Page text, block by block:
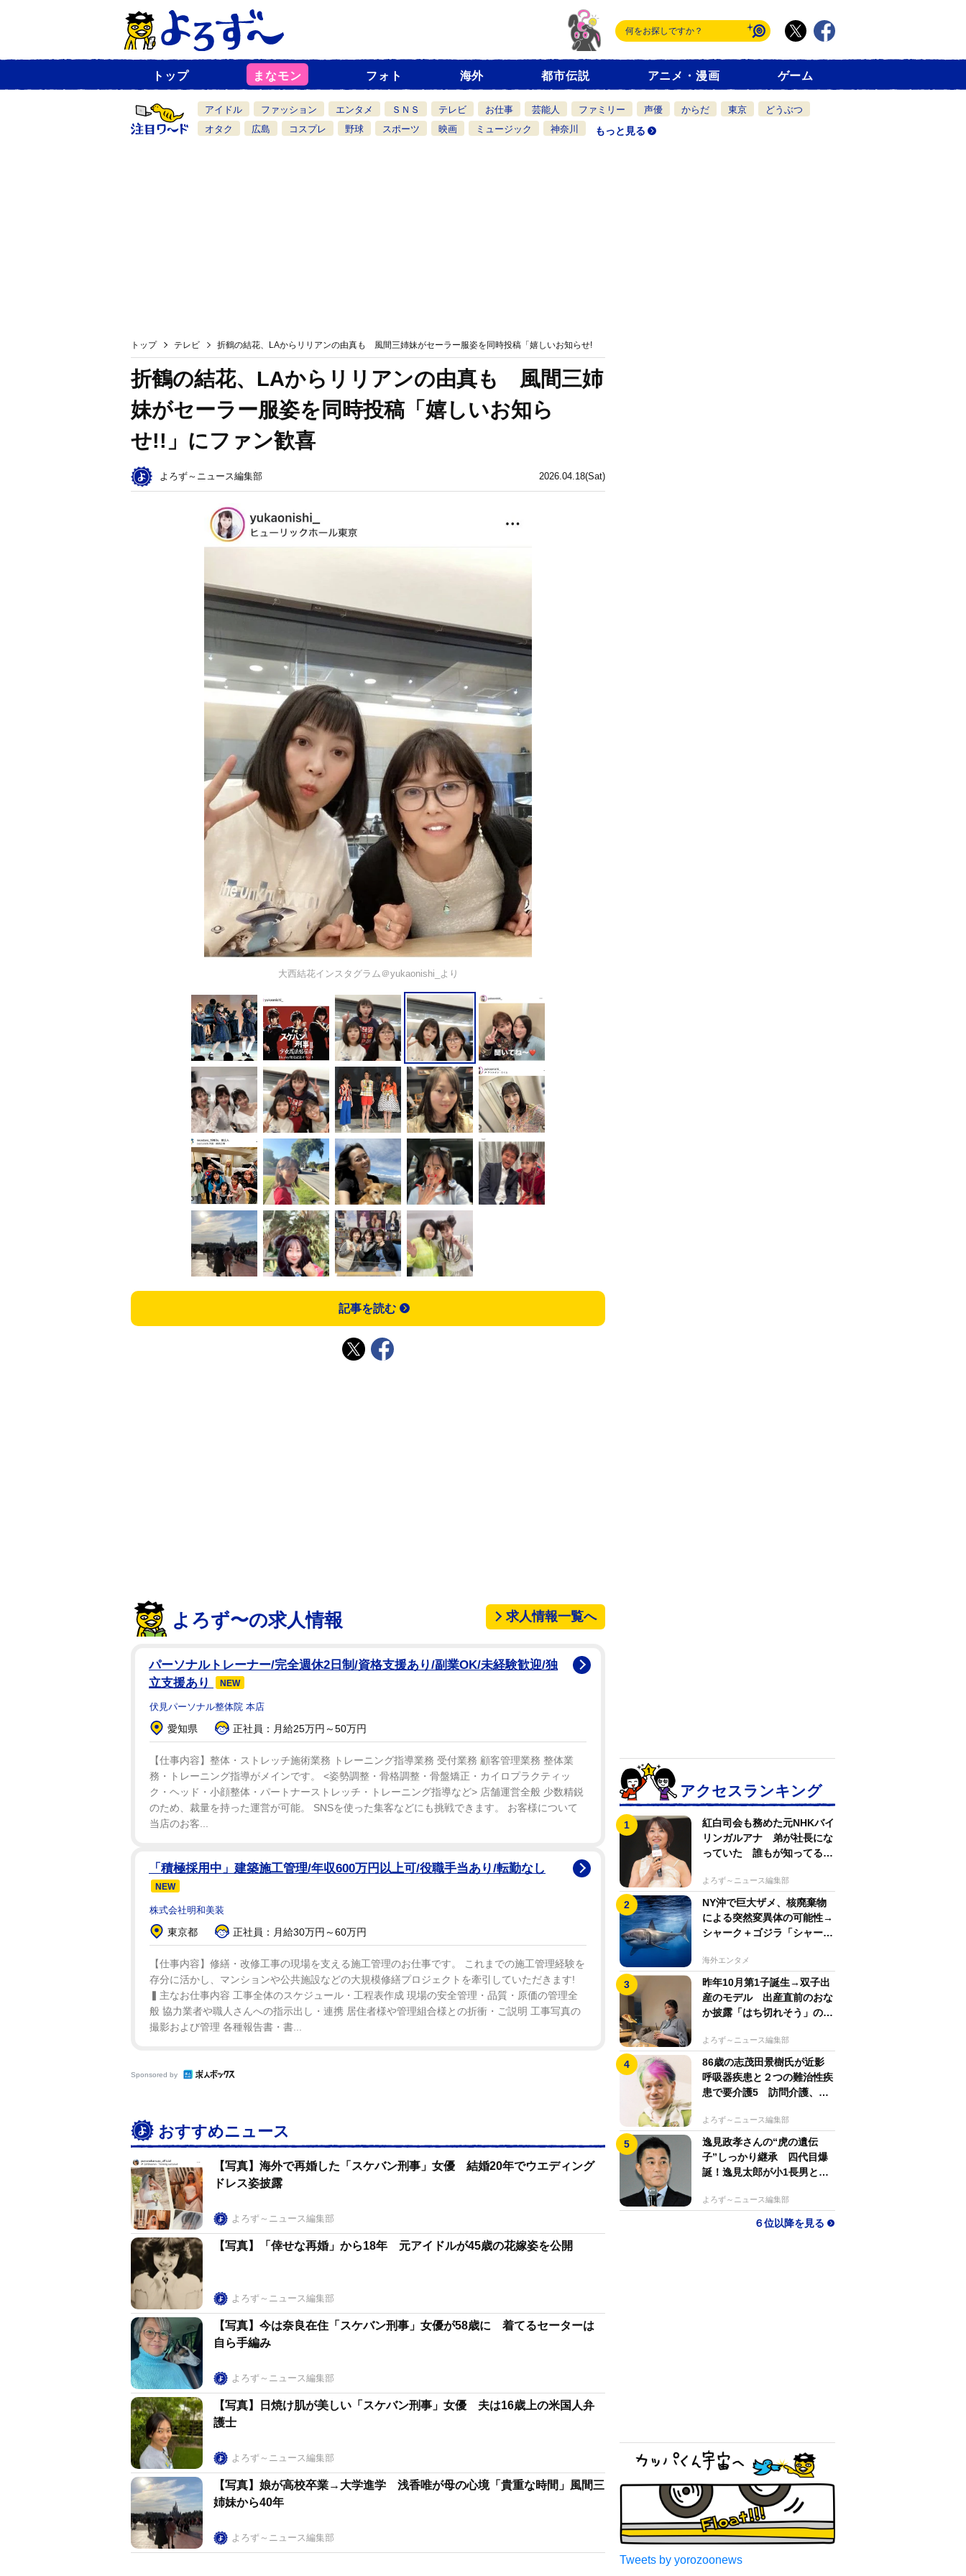
ュ
一
覧
トップ まなモン フォト 海外 都市伝説 アニメ・漫画 ゲーム
アイドル ファッション エンタメ ＳＮＳ テレビ お仕事 芸能人 ファミリー 声優 からだ 東京
どうぶつ
オタク
広島 コスプレ 野球 スポーツ 映画 ミュージック 神奈川 もっと見る
トップ テレビ 折鶴の結花、LAからリリアンの由真も 風間三姉妹がセーラー服姿を同時投稿「嬉しいお知らせ!
2026.04.18(Sat)
折鶴の結花、LAからリリアンの由真も 風間三姉
妹がセーラー服姿を同時投稿「嬉しいお知ら
せ!!」にファン歓喜
よろず～ニュース編集部
大西結花インスタグラム＠yukaonishi_より
記事を読む
よろず〜の求人情報 求人情報一覧へ
パーソナルトレーナー/完全週休2日制/資格支援あり/副業OK/未経験歓迎/独
立支援あり
NEW
伏見パーソナル整体院 本店
愛知県 正社員：月給25万円～50万円
【仕事内容】整体・ストレッチ施術業務 トレーニング指導業務 受付業務 顧客管理業務 整体業
務・トレーニング指導がメインです。 <姿勢調整・骨格調整・骨盤矯正・カイロプラクティッ
ク・ヘッド・小顔整体・パートナーストレッチ・トレーニング指導など> 店舗運営全般 少数精鋭
のため、裁量を持った運営が可能。 SNSを使った集客などにも挑戦できます。 お客様について
当店のお客...
「積極採用中」建築施工管理/年収600万円以上可/役職手当あり/転勤なし
NEW
株式会社明和美装
東京都 正社員：月給30万円～60万円
【仕事内容】修繕・改修工事の現場を支える施工管理のお仕事です。 これまでの施工管理経験を
存分に活かし、マンションや公共施設などの大規模修繕プロジェクトを牽引していただきます!
▍主なお仕事内容 工事全体のスケジュール・工程表作成 現場の安全管理・品質・原価の管理全
般 協力業者や職人さんへの指示出し・連携 居住者様や管理組合様との折衝・ご説明 工事写真の
撮影および管理 各種報告書・書...
Sponsored by
おすすめニュース
【写真】海外で再婚した「スケバン刑事」女優 結婚20年でウエディング
ドレス姿披露
よろず～ニュース編集部
【写真】「倖せな再婚」から18年 元アイドルが45歳の花嫁姿を公開
よろず～ニュース編集部
【写真】今は奈良在住「スケバン刑事」女優が58歳に 着てるセーターは
自ら手編み
よろず～ニュース編集部
【写真】日焼け肌が美しい「スケバン刑事」女優 夫は16歳上の米国人弁
護士
よろず～ニュース編集部
【写真】娘が高校卒業→大学進学 浅香唯が母の心境「貴重な時間」風間三
姉妹から40年
よろず～ニュース編集部
アクセスランキング
紅白司会も務めた元NHKバイ
リンガルアナ 弟が社長にな
っていた 誰もが知ってる有
よろず～ニュース編集部
NY沖で巨大ザメ、核廃棄物
による突然変異体の可能性→
シャーク＋ゴジラ「シャーク
海外エンタメ
昨年10月第1子誕生→双子出
産のモデル 出産直前のおな
か披露「はち切れそう」の
よろず～ニュース編集部
86歳の志茂田景樹氏が近影
呼吸器疾患と２つの難治性疾
患で要介護5 訪問介護、看
よろず～ニュース編集部
逸見政孝さんの“虎の遺伝
子”しっかり継承 四代目爆
誕！逸見太郎が小1長男とと
よろず～ニュース編集部
６位以降を見る
Tweets by yorozoonews